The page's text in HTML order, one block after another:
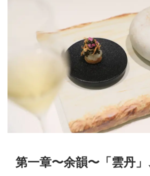
第一章〜余韻〜「雲丹